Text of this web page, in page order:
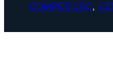
COMPETIÇÃO,